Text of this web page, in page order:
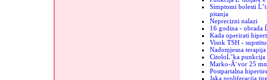
Simptomi bolesti
pitanja
Neprecizni nalazi
16 godina - obrada
Kada operirati
Visok TSH -
Nadomjesna
CitoloĹˇka punkcija
Marko-Ă¨vor 25
Postpartalna
Jaka proliferacija